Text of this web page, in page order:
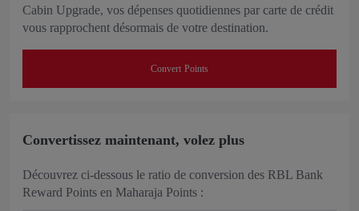
Cabin Upgrade, vos dépenses quotidiennes par carte de crédit
vous rapprochent désormais de votre destination.
Convert Points
Convertissez maintenant, volez plus
Découvrez ci-dessous le ratio de conversion des RBL Bank
Reward Points en Maharaja Points :